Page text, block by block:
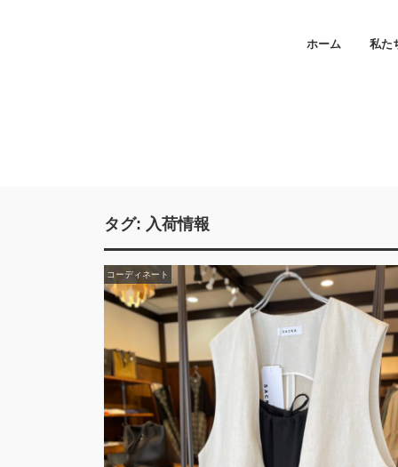
ホーム 私た
タグ: 入荷情報
コーディネート